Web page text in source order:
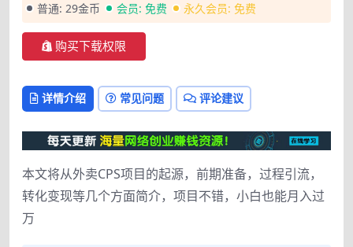
普通: 29金币 会员: 免费 永久会员: 免费
购买下载权限
详情介绍 常见问题 评论建议
本文将从外卖CPS项目的起源，前期准备，过程引流，
转化变现等几个方面简介，项目不错，小白也能月入过
万